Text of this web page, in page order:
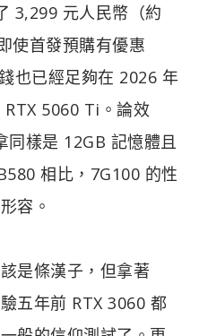
3,299 元人民幣（約
使首發預購有優惠
也已經足夠在 2026 年
5060 Ti。論效
同樣是 12GB 記憶體且
相比，7G100 的性
容。
是條漢子，但拿著
五年前 RTX 3060 都